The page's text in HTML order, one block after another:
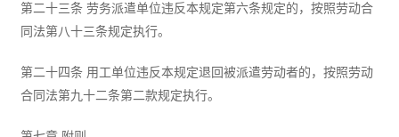
第二十三条 劳务派遣单位违反本规定第六条规定的，按照劳动合
同法第八十三条规定执行。
第二十四条 用工单位违反本规定退回被派遣劳动者的，按照劳动
合同法第九十二条第二款规定执行。